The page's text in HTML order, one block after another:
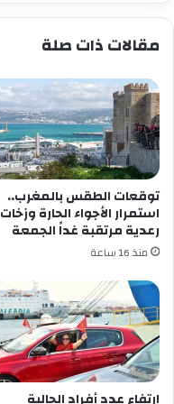
مقالات ذات صلة
توقعات الطقس بالمغرب..
استمرار الأجواء الحارة وزخات
رعدية مرتقبة غداً الجمعة
منذ 16 ساعة